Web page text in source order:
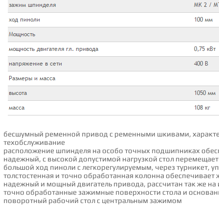
бесшумный ременной привод с ременными шкивами,
техобслуживание
расположение шпинделя на особо точных подшипниках
надежный, с высокой допустимой нагрузкой стол
большой ход пиноли с легкорегулируемым, через турникет,
толстостенная и точно обработанная колонна обеспечивает
надежный и мощный двигатель привода, рассчитан так же
точно обработанные зажимные поверхности стола и
поворотный рабочий стол с центральным зажимом